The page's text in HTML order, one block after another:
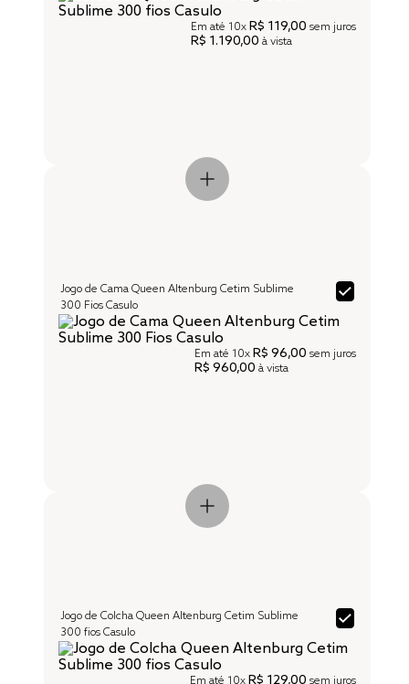
Em até 10x R$ 119,00 sem juros
R$ 1.190,00 à vista
Jogo de Cama Queen Altenburg Cetim Sublime
300 Fios Casulo
Em até 10x R$ 96,00 sem juros
R$ 960,00 à vista
Jogo de Colcha Queen Altenburg Cetim Sublime
300 fios Casulo
Em até 10x R$ 129,00 sem juros